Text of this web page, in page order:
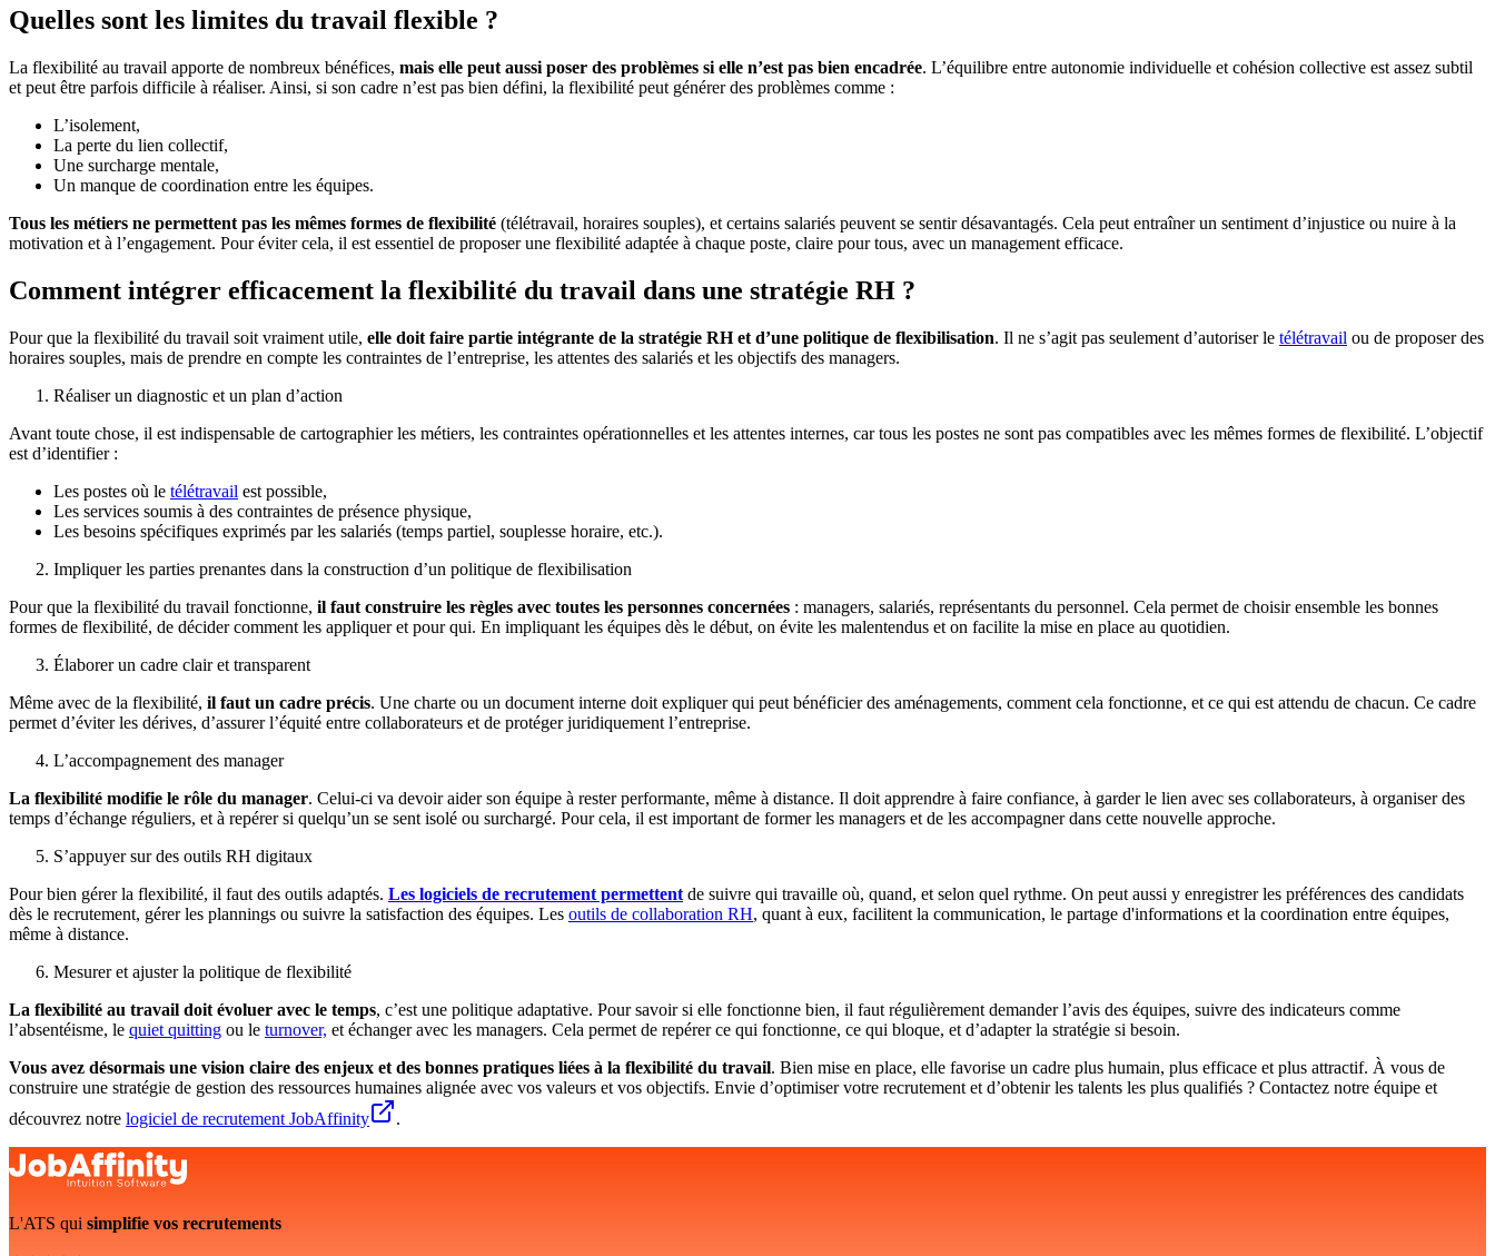
Quelles sont les limites du travail flexible ?
La flexibilité au travail apporte de nombreux bénéfices, mais elle peut aussi poser des problèmes si elle n’est pas bien encadrée. L’équilibre entre autonomie individuelle et cohésion collective est assez subtil
et peut être parfois difficile à réaliser. Ainsi, si son cadre n’est pas bien défini, la flexibilité peut générer des problèmes comme :
L’isolement,
La perte du lien collectif,
Une surcharge mentale,
Un manque de coordination entre les équipes.
Tous les métiers ne permettent pas les mêmes formes de flexibilité (télétravail, horaires souples), et certains salariés peuvent se sentir désavantagés. Cela peut entraîner un sentiment d’injustice ou nuire à la
motivation et à l’engagement. Pour éviter cela, il est essentiel de proposer une flexibilité adaptée à chaque poste, claire pour tous, avec un management efficace.
Comment intégrer efficacement la flexibilité du travail dans une stratégie RH ?
Pour que la flexibilité du travail soit vraiment utile, elle doit faire partie intégrante de la stratégie RH et d’une politique de flexibilisation. Il ne s’agit pas seulement d’autoriser le télétravail ou de proposer des
horaires souples, mais de prendre en compte les contraintes de l’entreprise, les attentes des salariés et les objectifs des managers.
Réaliser un diagnostic et un plan d’action
Avant toute chose, il est indispensable de cartographier les métiers, les contraintes opérationnelles et les attentes internes, car tous les postes ne sont pas compatibles avec les mêmes formes de flexibilité. L’objectif
est d’identifier :
Les postes où le télétravail est possible,
Les services soumis à des contraintes de présence physique,
Les besoins spécifiques exprimés par les salariés (temps partiel, souplesse horaire, etc.).
Impliquer les parties prenantes dans la construction d’un politique de flexibilisation
Pour que la flexibilité du travail fonctionne, il faut construire les règles avec toutes les personnes concernées : managers, salariés, représentants du personnel. Cela permet de choisir ensemble les bonnes
formes de flexibilité, de décider comment les appliquer et pour qui. En impliquant les équipes dès le début, on évite les malentendus et on facilite la mise en place au quotidien.
Élaborer un cadre clair et transparent
Même avec de la flexibilité, il faut un cadre précis. Une charte ou un document interne doit expliquer qui peut bénéficier des aménagements, comment cela fonctionne, et ce qui est attendu de chacun. Ce cadre
permet d’éviter les dérives, d’assurer l’équité entre collaborateurs et de protéger juridiquement l’entreprise.
L’accompagnement des manager
La flexibilité modifie le rôle du manager. Celui-ci va devoir aider son équipe à rester performante, même à distance. Il doit apprendre à faire confiance, à garder le lien avec ses collaborateurs, à organiser des
temps d’échange réguliers, et à repérer si quelqu’un se sent isolé ou surchargé. Pour cela, il est important de former les managers et de les accompagner dans cette nouvelle approche.
S’appuyer sur des outils RH digitaux
Pour bien gérer la flexibilité, il faut des outils adaptés. Les logiciels de recrutement permettent de suivre qui travaille où, quand, et selon quel rythme. On peut aussi y enregistrer les préférences des candidats
dès le recrutement, gérer les plannings ou suivre la satisfaction des équipes. Les outils de collaboration RH, quant à eux, facilitent la communication, le partage d'informations et la coordination entre équipes,
même à distance.
Mesurer et ajuster la politique de flexibilité
La flexibilité au travail doit évoluer avec le temps, c’est une politique adaptative. Pour savoir si elle fonctionne bien, il faut régulièrement demander l’avis des équipes, suivre des indicateurs comme
l’absentéisme, le quiet quitting ou le turnover, et échanger avec les managers. Cela permet de repérer ce qui fonctionne, ce qui bloque, et d’adapter la stratégie si besoin.
Vous avez désormais une vision claire des enjeux et des bonnes pratiques liées à la flexibilité du travail. Bien mise en place, elle favorise un cadre plus humain, plus efficace et plus attractif. À vous de
construire une stratégie de gestion des ressources humaines alignée avec vos valeurs et vos objectifs. Envie d’optimiser votre recrutement et d’obtenir les talents les plus qualifiés ? Contactez notre équipe et
découvrez notre logiciel de recrutement JobAffinity .
L'ATS qui simplifie vos recrutements